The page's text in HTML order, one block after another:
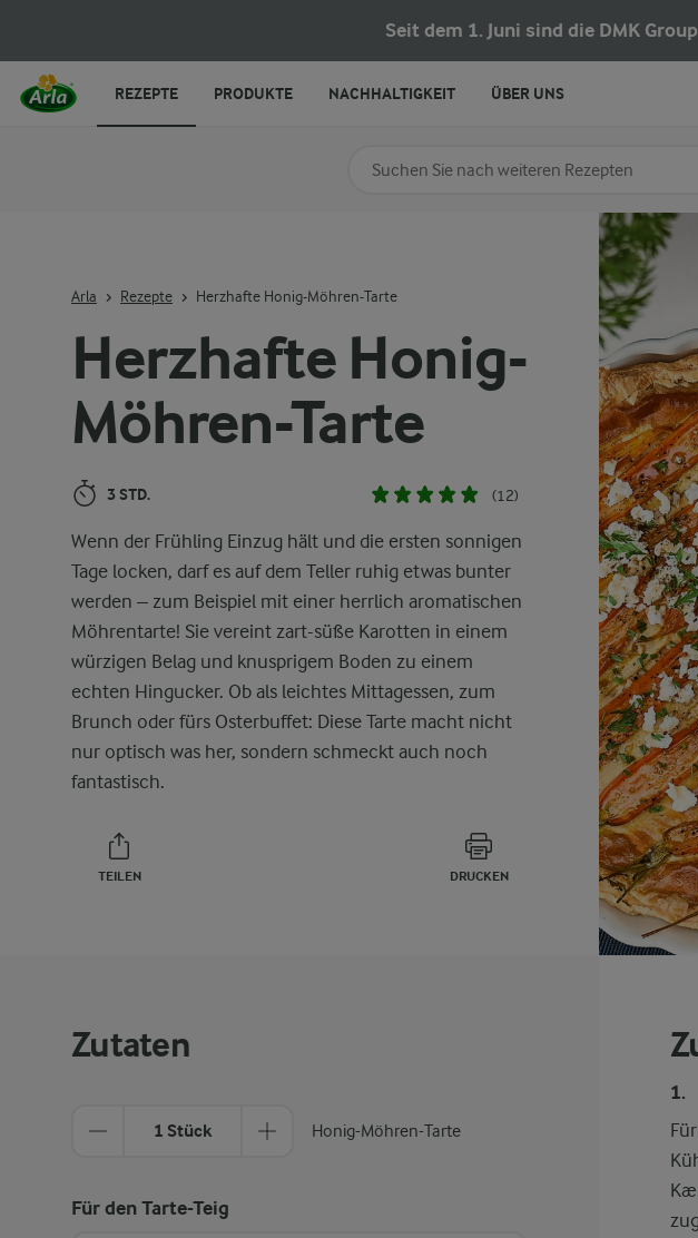
Seit dem 1. Juni sind die DMK
Herzhafte Honig-
Möhren-Tarte
3 STD. (12)
Wenn der Frühling Einzug hält und die ersten sonnigen
Tage locken, darf es auf dem Teller ruhig etwas bunter
werden – zum Beispiel mit einer herrlich aromatischen
Möhrentarte! Sie vereint zart-süße Karotten in einem
würzigen Belag und knusprigem Boden zu einem
echten Hingucker. Ob als leichtes Mittagessen, zum
Brunch oder fürs Osterbuffet: Diese Tarte macht nicht
nur optisch was her, sondern schmeckt auch noch
fantastisch.
TEILEN DRUCKEN
Arla Rezepte Herzhafte Honig-Möhren-Tarte
Zutaten
1 Stück Honig-Möhren-Tarte
Für den Tarte-Teig
1.
Nach Kategorie suchen
REZEPTE PRODUKTE NACHHALTIGKEIT ÜBER UNS